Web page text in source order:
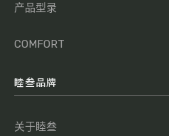
产品型录
COMFORT
睦叁品牌
关于睦叁